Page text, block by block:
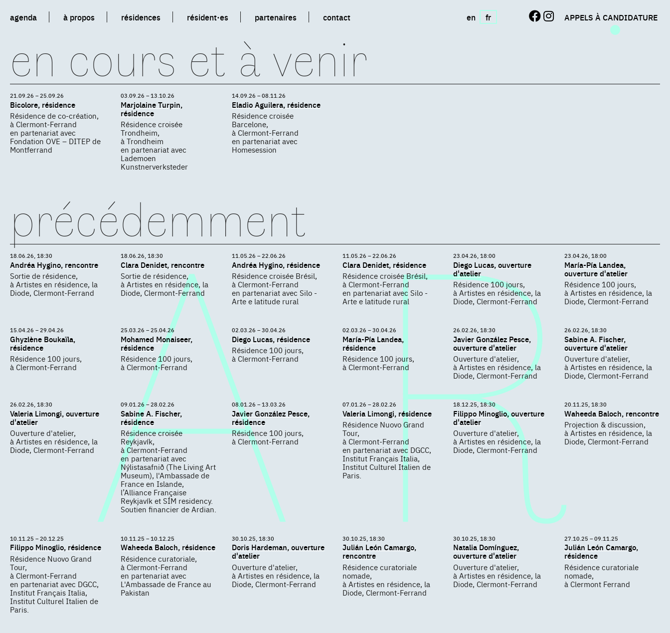
agenda à propos résidences résident·es partenaires contact en fr APPELS À CANDIDATURE
en cours et à venir
21.09.26 – 25.09.26
Bicolore, résidence
Résidence de co-création,
à Clermont-Ferrand
en partenariat avec
Fondation OVE – DITEP de
Montferrand
03.09.26 – 13.10.26
Marjolaine Turpin,
résidence
Résidence croisée
Trondheim,
à Trondheim
en partenariat avec
Lademoen
Kunstnerverksteder
14.09.26 – 08.11.26
Eladio Aguilera, résidence
Résidence croisée
Barcelone,
à Clermont-Ferrand
en partenariat avec
Homesession
précédemment
18.06.26, 18:30
Andréa Hygino, rencontre
Sortie de résidence,
à Artistes en résidence, la
Diode, Clermont-Ferrand
18.06.26, 18:30
Clara Denidet, rencontre
Sortie de résidence,
à Artistes en résidence, la
Diode, Clermont-Ferrand
11.05.26 – 22.06.26
Andréa Hygino, résidence
Résidence croisée Brésil,
à Clermont-Ferrand
en partenariat avec Silo -
Arte e latitude rural
11.05.26 – 22.06.26
Clara Denidet, résidence
Résidence croisée Brésil,
à Clermont-Ferrand
en partenariat avec Silo -
Arte e latitude rural
23.04.26, 18:00
Diego Lucas, ouverture
d'atelier
Résidence 100 jours,
à Artistes en résidence, la
Diode, Clermont-Ferrand
23.04.26, 18:00
María-Pía Landea,
ouverture d'atelier
Résidence 100 jours,
à Artistes en résidence, la
Diode, Clermont-Ferrand
15.04.26 – 29.04.26
Ghyzlène Boukaïla,
résidence
Résidence 100 jours,
à Clermont-Ferrand
25.03.26 – 25.04.26
Mohamed Monaiseer,
résidence
Résidence 100 jours,
à Clermont-Ferrand
02.03.26 – 30.04.26
Diego Lucas, résidence
Résidence 100 jours,
à Clermont-Ferrand
02.03.26 – 30.04.26
María-Pía Landea,
résidence
Résidence 100 jours,
à Clermont-Ferrand
26.02.26, 18:30
Javier González Pesce,
ouverture d'atelier
Ouverture d'atelier,
à Artistes en résidence, la
Diode, Clermont-Ferrand
26.02.26, 18:30
Sabine A. Fischer,
ouverture d'atelier
Ouverture d'atelier,
à Artistes en résidence, la
Diode, Clermont-Ferrand
26.02.26, 18:30
Valeria Limongi, ouverture
d'atelier
Ouverture d'atelier,
à Artistes en résidence, la
Diode, Clermont-Ferrand
09.01.26 – 28.02.26
Sabine A. Fischer,
résidence
Résidence croisée
Reykjavík,
à Clermont-Ferrand
en partenariat avec
Nýlistasafnið (The Living Art
Museum), l'Ambassade de
France en Islande,
l’Alliance Française
Reykjavík et SÍM residency.
Soutien financier de Ardian.
08.01.26 – 13.03.26
Javier González Pesce,
résidence
Résidence 100 jours,
à Clermont-Ferrand
07.01.26 – 28.02.26
Valeria Limongi, résidence
Résidence Nuovo Grand
Tour,
à Clermont-Ferrand
en partenariat avec DGCC,
Institut Français Italia,
Institut Culturel Italien de
Paris.
18.12.25, 18:30
Filippo Minoglio, ouverture
d'atelier
Ouverture d'atelier,
à Artistes en résidence, la
Diode, Clermont-Ferrand
20.11.25, 18:30
Waheeda Baloch, rencontre
Projection & discussion,
à Artistes en résidence, la
Diode, Clermont-Ferrand
10.11.25 – 20.12.25
Filippo Minoglio, résidence
Résidence Nuovo Grand
Tour,
à Clermont-Ferrand
en partenariat avec DGCC,
Institut Français Italia,
Institut Culturel Italien de
Paris.
10.11.25 – 10.12.25
Waheeda Baloch, résidence
Résidence curatoriale,
à Clermont-Ferrand
en partenariat avec
L'Ambassade de France au
Pakistan
30.10.25, 18:30
Doris Hardeman, ouverture
d'atelier
Ouverture d'atelier,
à Artistes en résidence, la
Diode, Clermont-Ferrand
30.10.25, 18:30
Julián León Camargo,
rencontre
Résidence curatoriale
nomade,
à Artistes en résidence, la
Diode, Clermont-Ferrand
30.10.25, 18:30
Natalia Domínguez,
ouverture d'atelier
Ouverture d'atelier,
à Artistes en résidence, la
Diode, Clermont-Ferrand
27.10.25 – 09.11.25
Julián León Camargo,
résidence
Résidence curatoriale
nomade,
à Clermont Ferrand